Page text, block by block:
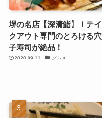
堺の名店【深清鮨】！テイ
クアウト専門のとろける穴
子寿司が絶品！
2020.09.11 グルメ